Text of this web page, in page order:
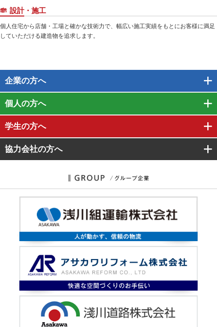
設計・施工
個人住宅から店舗・工場と確かな技術力で、幅広い施工実績をもとにお客様に満足
していただける建造物を追求します。
企業の方へ
個人の方へ
学生の方へ
協力会社の方へ